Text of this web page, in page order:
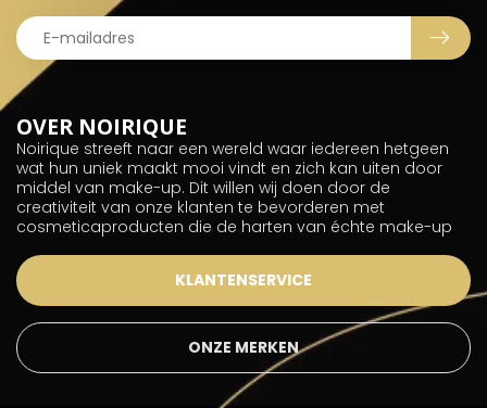
OVER NOIRIQUE
Noirique streeft naar een wereld waar iedereen hetgeen
wat hun uniek maakt mooi vindt en zich kan uiten door
middel van make-up. Dit willen wij doen door de
creativiteit van onze klanten te bevorderen met
cosmeticaproducten die de harten van échte make-up
KLANTENSERVICE
ONZE MERKEN